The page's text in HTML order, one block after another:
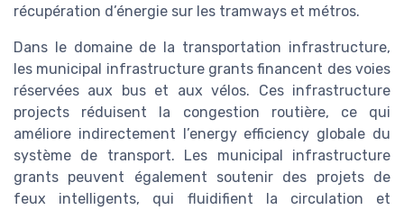
récupération d’énergie sur les tramways et métros.
Dans le domaine de la transportation infrastructure,
les municipal infrastructure grants financent des voies
réservées aux bus et aux vélos. Ces infrastructure
projects réduisent la congestion routière, ce qui
améliore indirectement l’energy efficiency globale du
système de transport. Les municipal infrastructure
grants peuvent également soutenir des projets de
feux intelligents, qui fluidifient la circulation et